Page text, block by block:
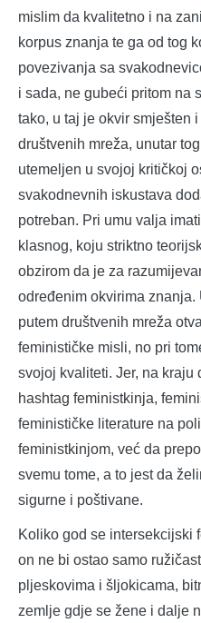
mislim da kvalitetno i na
korpus znanja te ga od tog
povezivanja sa
i sada, ne gubeći pritom na
tako, u taj je okvir smješten
društvenih mreža, unutar
utemeljen u svojoj kritičkoj
svakodnevnih iskustava
potreban. Pri umu valja
klasnog, koju striktno
obzirom da je za
određenim okvirima
putem društvenih mreža
feminističke misli, no pri
svojoj kvaliteti. Jer, na kraju
hashtag feministkinja,
feminističke literature na
feministkinjom, već da
svemu tome, a to jest da
sigurne i poštivane.
Koliko god se intersekcijski
on ne bi ostao samo
pljeskovima i šljokicama,
zemlje gdje se žene i dalje